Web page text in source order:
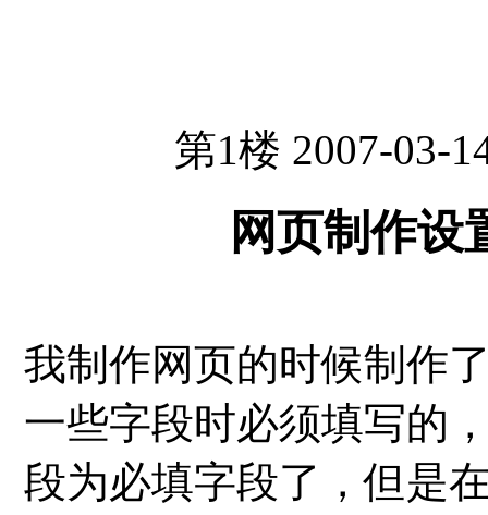
第1楼 2007-03-
网页制作设
我制作网页的时候制作
一些字段时必须填写的
段为必填字段了，但是